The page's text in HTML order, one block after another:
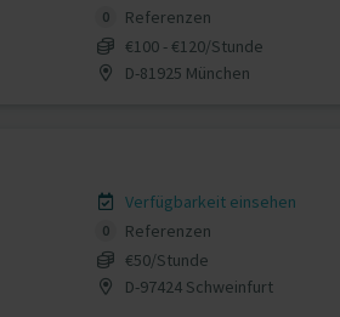
0
Referenzen
€100 - €120/Stunde
D-81925 München
Verfügbarkeit einsehen
0
Referenzen
€50/Stunde
D-97424 Schweinfurt